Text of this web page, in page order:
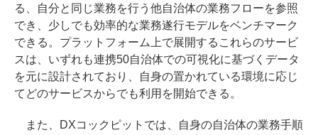
る、自分と同じ業務を行う他自治体の業務フローを参照
でき、少しでも効率的な業務遂行モデルをベンチマーク
できる。プラットフォーム上で展開するこれらのサービ
スは、いずれも連携50自治体での可視化に基づくデータ
を元に設計されており、自身の置かれている環境に応じ
てどのサービスからでも利用を開始できる。
また、DXコックピットでは、自身の自治体の業務手順